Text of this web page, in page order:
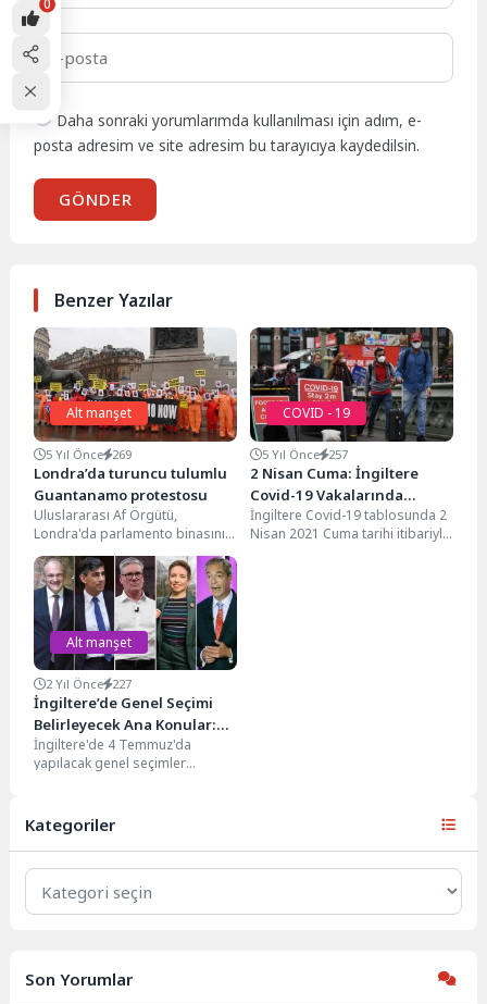
Daha sonraki yorumlarımda kullanılması için adım, e-
posta adresim ve site adresim bu tarayıcıya kaydedilsin.
GÖNDER
Benzer Yazılar
Alt manşet
5 Yıl Önce 269
Londra’da turuncu tulumlu
Guantanamo protestosu
Uluslararası Af Örgütü,
Londra'da parlamento binasının
önünde ilginç bir eyleme imza
attı. Küba’da bulunan
Guantanamo...
COVID - 19
5 Yıl Önce 257
2 Nisan Cuma: İngiltere
Covid-19 Vakalarında
Gerileme Devam Ediyor!
İngiltere Covid-19 tablosunda 2
Nisan 2021 Cuma tarihi itibariyle
Alt manşet
2 Yıl Önce 227
İngiltere’de Genel Seçimi
Belirleyecek Ana Konular:
Gazze, Hayat Pahalılığı ve
Ekonomi
İngiltere'de 4 Temmuz'da
yapılacak genel seçimler
AA muhabirine değerlendirdi....
Kategoriler
Kategoriler
Son Yorumlar